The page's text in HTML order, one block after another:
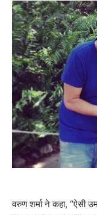
वरुण शर्मा ने कहा, “ऐसी